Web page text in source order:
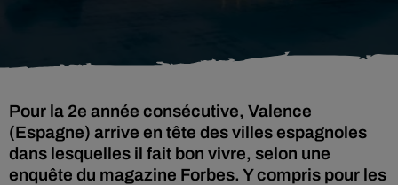
Pour la 2e année consécutive, Valence
(Espagne) arrive en tête des villes espagnoles
dans lesquelles il fait bon vivre, selon une
enquête du magazine Forbes. Y compris pour les